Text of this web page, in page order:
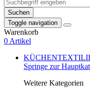
Suchen
Toggle navigation
Warenkorb
0 Artikel
Springe zur
Weitere Kategorien